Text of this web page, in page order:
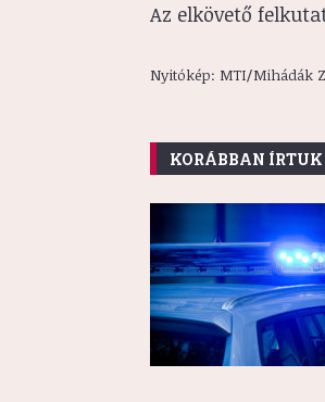
Az elkövető
Nyitókép: MTI/Mihádák
KORÁBBAN ÍRTUK